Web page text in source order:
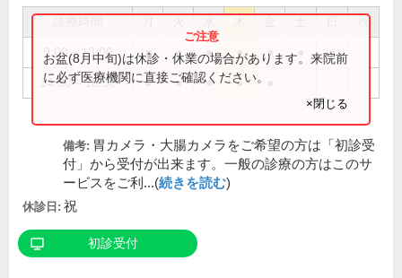
祝
9:00～13:00 ● ● ● ● ● ●
14:30～18:00 ● ● ● ●
お盆(8月中旬)は休診・休業の場合があります。来院前
に必ず医療機関に直接ご確認ください。
×閉じる
備考: 胃カメラ・大腸カメラをご希望の方は「初診受
付」から受付が出来ます。一般の診療の方はこのサ
ービスをご利...(続きを読む)
休診日: 祝
初診受付